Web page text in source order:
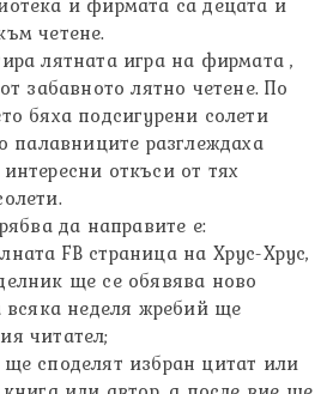
четене.
лятната игра на фирмата ,
забавното лятно четене. По
бяха подсигурени солети
палавниците разглеждаха
откъси от тях
да направите е:
FB страница на Хрус-Хрус,
ще се обявява ново
всяка неделя жребий ще
читател;
споделят избран цитат или